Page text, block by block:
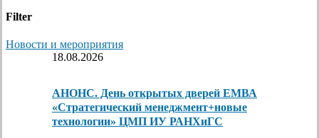
Filter
Новости и мероприятия
18.08.2026
АНОНС. День открытых дверей ЕМВА
«Стратегический менеджмент+новые
технологии» ЦМП ИУ РАНХиГС